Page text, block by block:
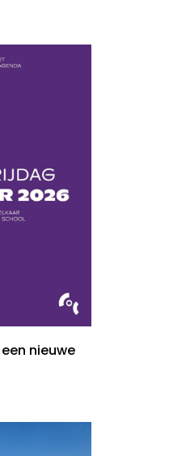
nieuwe